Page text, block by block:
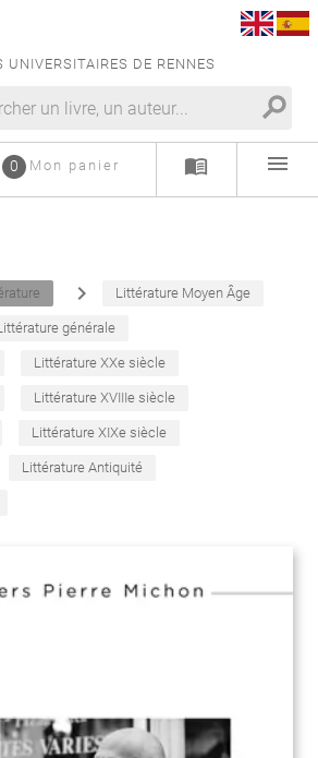
UNIVERSITAIRES DE RENNES
search
Mon panier
0 menu_book menu
navigate_next Littérature Moyen Âge
générale
Littérature XXe siècle
Littérature XVIIIe siècle
Littérature XIXe siècle
Littérature Antiquité